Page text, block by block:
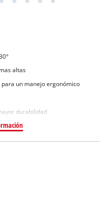
altas
un manejo ergonómico
durabilidad